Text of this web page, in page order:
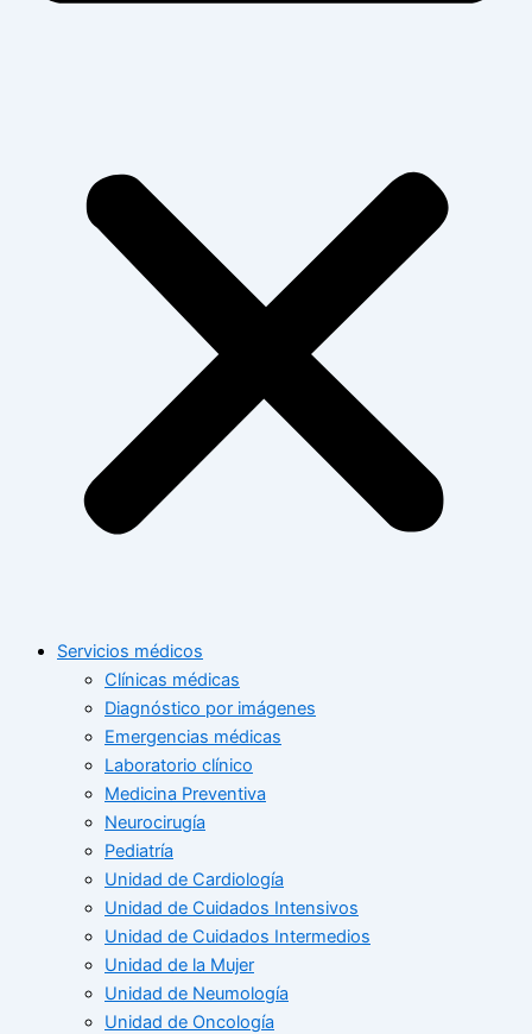
Servicios médicos
Clínicas médicas
Diagnóstico por imágenes
Emergencias médicas
Laboratorio clínico
Medicina Preventiva
Neurocirugía
Pediatría
Unidad de Cardiología
Unidad de Cuidados Intensivos
Unidad de Cuidados Intermedios
Unidad de la Mujer
Unidad de Neumología
Unidad de Oncología